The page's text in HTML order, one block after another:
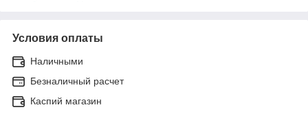
Условия оплаты
Наличными
Безналичный расчет
Каспий магазин